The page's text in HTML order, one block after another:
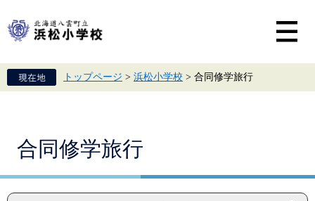
ジ
頭
で
す。
ュ
飛
ば
し
トップページ > 浜松小学校 > 合同修学旅行
合同修学旅行